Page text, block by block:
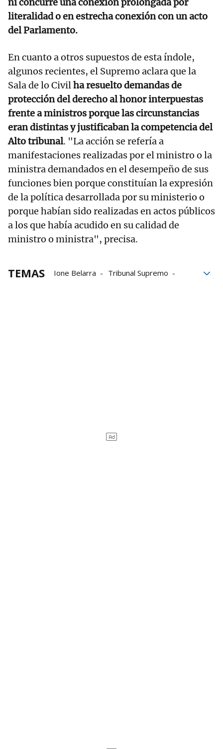
literalidad o en estrecha conexión con un acto
del Parlamento.
En cuanto a otros supuestos de esta índole,
algunos recientes, el Supremo aclara que la
Sala de lo Civilha resuelto demandas de
protección del derecho al honor interpuestas
frente a ministros porque las circunstancias
eran distintas y justificaban la competencia del
Alto tribunal. "La acción se refería a
manifestaciones realizadas por el ministro o la
ministra demandados en el desempeño de sus
funciones bien porque constituían la expresión
de la política desarrollada por su ministerio o
porque habían sido realizadas en actos públicos
a los que había acudido en su calidad de
ministro o ministra", precisa.
TEMAS Ione Belarra
Tribunal Supremo